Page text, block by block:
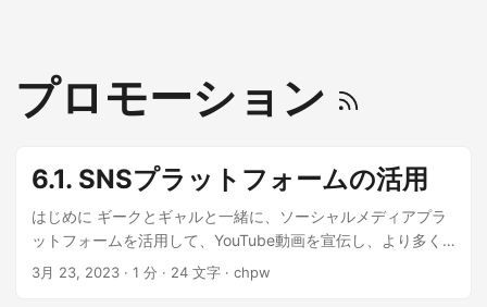
プロモーション
6.1. SNSプラットフォームの活用
はじめに ギークとギャルと一緒に、ソーシャルメディアプラ
ットフォームを活用して、YouTube動画を宣伝し、より多く
の視聴者に届ける方法を探求しましょう。 まず最初に、動画
3月 23, 2023 · 1 分 · 24 文字 · chpw